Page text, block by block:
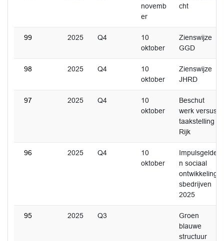
novemb
er
cht
99 2025 Q4
10
oktober
Zienswijze
GGD
98 2025 Q4
10
oktober
Zienswijze
JHRD
97 2025 Q4
10
oktober
Beschut
werk versus
taakstelling
Rijk
96 2025 Q4
10
oktober
Impulsgelde
n sociaal
ontwikkeling
sbedrijven
2025
95 2025 Q3
Groen
blauwe
structuur